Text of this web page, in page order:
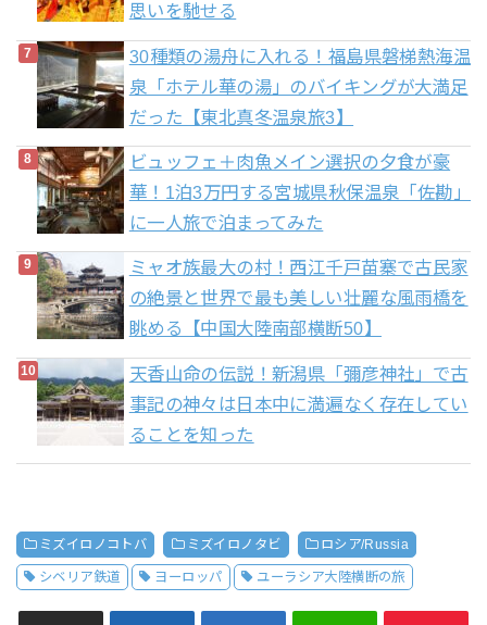
思いを馳せる
30種類の湯舟に入れる！福島県磐梯熱海温
泉「ホテル華の湯」のバイキングが大満足
だった【東北真冬温泉旅3】
ビュッフェ＋肉魚メイン選択の夕食が豪
華！1泊3万円する宮城県秋保温泉「佐勘」
に一人旅で泊まってみた
ミャオ族最大の村！西江千戸苗寨で古民家
の絶景と世界で最も美しい壮麗な風雨橋を
眺める【中国大陸南部横断50】
天香山命の伝説！新潟県「彌彦神社」で古
事記の神々は日本中に満遍なく存在してい
ることを知った
ミズイロノコトバ ミズイロノタビ ロシア/Russia
シベリア鉄道 ヨーロッパ ユーラシア大陸横断の旅